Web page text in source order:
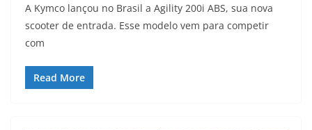
A Kymco lançou no Brasil a Agility 200i ABS, sua nova
scooter de entrada. Esse modelo vem para competir
com
Read More